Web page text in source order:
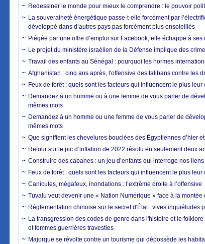
Redessiner le monde pour mieux le comprendre : le pouvoir
La souveraineté énergétique passe-t-elle forcément par
développé dans d’autres pays pas forcément plus ensoleillés
Piégée par une offre d’emploi sur Facebook, elle échappe à
Le projet du ministère israélien de la Défense implique des
Travail des enfants au Sénégal : pourquoi les normes
Afghanistan : cinq ans après, l'offensive des talibans contre les
Feux de forêt : quels sont les facteurs qui influencent le plus leur
Demandez à un homme ou à une femme de vous parler de
mêmes mots
Demandez à un homme ou une femme de vous parler de
mêmes mots
Que signifient les chevelures bouclées des Égyptiennes d’hier et
Retour sur le pic d’inflation de 2022 résolu en seulement deux
Construire des cabanes : un jeu d’enfants qui interroge nos
Feux de forêt : quels sont les facteurs qui influencent le plus leur
Canicules, mégafeux, inondations : l’extrême droite à l’offensive
Tuvalu veut devenir une « Nation Numérique » face à la montée
Réglementation chinoise sur le secret d'État : vives
La transgression des codes de genre dans l'histoire et le
et femmes guerrières travesties
Majorque se révolte contre un tourisme qui dépossède les